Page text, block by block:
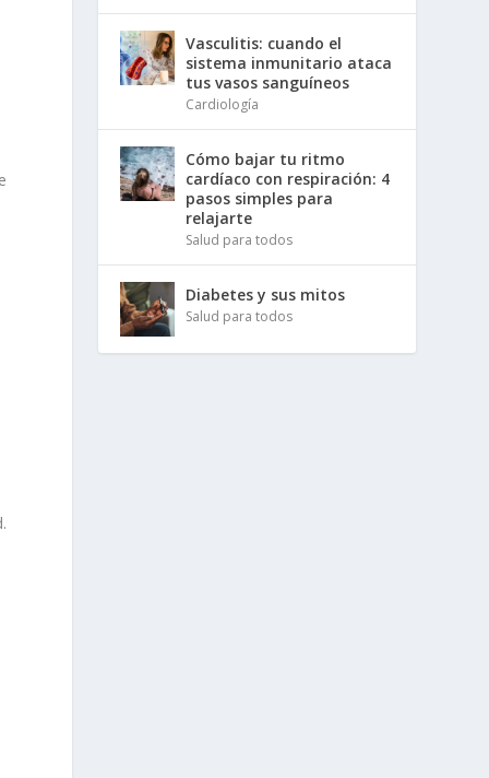
Vasculitis: cuando el
sistema inmunitario ataca
tus vasos sanguíneos
Cardiología
Cómo bajar tu ritmo
cardíaco con respiración: 4
pasos simples para
relajarte
Salud para todos
Diabetes y sus mitos
Salud para todos